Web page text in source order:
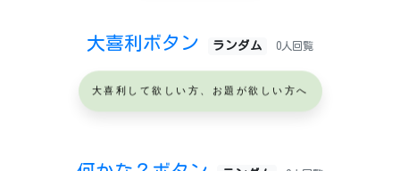
大喜利ボタン ランダム 0人回覧
大喜利して欲しい方、お題が欲しい方へ